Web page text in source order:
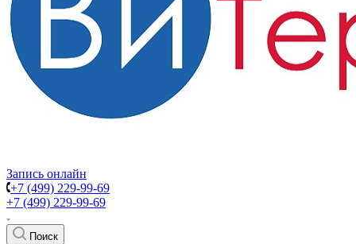
Запись онлайн
+7 (499) 229-99-69
+7 (499) 229-99-69
Поиск